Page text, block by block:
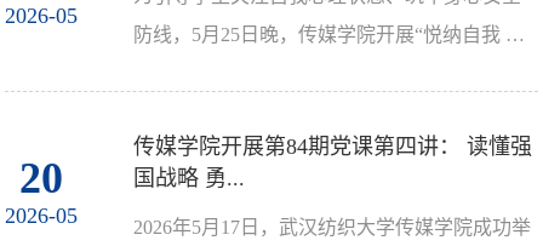
2026-05
防线，5月25日晚，传媒学院开展“悦纳自我 向
20
2026-05
传媒学院开展第84期党课第四讲： 读懂强
国战略 勇...
2026年5月17日，武汉纺织大学传媒学院成功举